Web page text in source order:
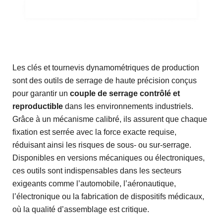
Les clés et tournevis dynamométriques de production
sont des outils de serrage de haute précision conçus
pour garantir un couple de serrage contrôlé et
reproductible dans les environnements industriels.
Grâce à un mécanisme calibré, ils assurent que chaque
fixation est serrée avec la force exacte requise,
réduisant ainsi les risques de sous- ou sur-serrage.
Disponibles en versions mécaniques ou électroniques,
ces outils sont indispensables dans les secteurs
exigeants comme l’automobile, l’aéronautique,
l’électronique ou la fabrication de dispositifs médicaux,
où la qualité d’assemblage est critique.